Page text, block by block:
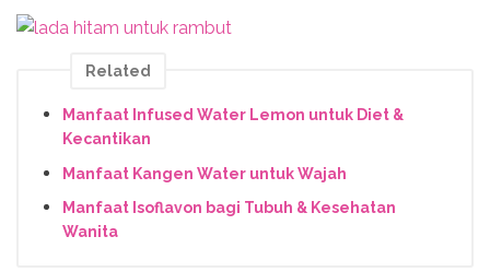
Related
Manfaat Infused Water Lemon untuk Diet &
Kecantikan
Manfaat Kangen Water untuk Wajah
Manfaat Isoflavon bagi Tubuh & Kesehatan
Wanita